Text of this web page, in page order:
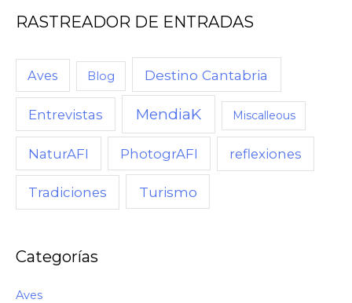
A
D
M
RASTREADOR DE ENTRADAS
Aves Blog Destino Cantabria
Entrevistas MendiaK Miscalleous
NaturAFI PhotogrAFI reflexiones
Tradiciones Turismo
Categorías
Aves